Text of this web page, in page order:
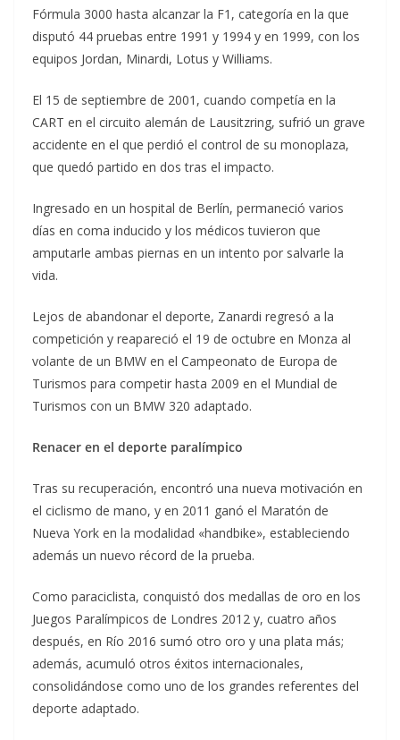
Fórmula 3000 hasta alcanzar la F1, categoría en la que
disputó 44 pruebas entre 1991 y 1994 y en 1999, con los
equipos Jordan, Minardi, Lotus y Williams.
El 15 de septiembre de 2001, cuando competía en la
CART en el circuito alemán de Lausitzring, sufrió un grave
accidente en el que perdió el control de su monoplaza,
que quedó partido en dos tras el impacto.
Ingresado en un hospital de Berlín, permaneció varios
días en coma inducido y los médicos tuvieron que
amputarle ambas piernas en un intento por salvarle la
vida.
Lejos de abandonar el deporte, Zanardi regresó a la
competición y reapareció el 19 de octubre en Monza al
volante de un BMW en el Campeonato de Europa de
Turismos para competir hasta 2009 en el Mundial de
Turismos con un BMW 320 adaptado.
Renacer en el deporte paralímpico
Tras su recuperación, encontró una nueva motivación en
el ciclismo de mano, y en 2011 ganó el Maratón de
Nueva York en la modalidad «handbike», estableciendo
además un nuevo récord de la prueba.
Como paraciclista, conquistó dos medallas de oro en los
Juegos Paralímpicos de Londres 2012 y, cuatro años
después, en Río 2016 sumó otro oro y una plata más;
además, acumuló otros éxitos internacionales,
consolidándose como uno de los grandes referentes del
deporte adaptado.